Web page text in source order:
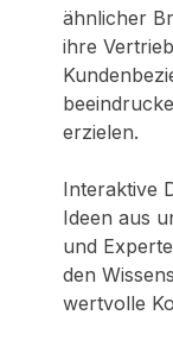
ähnlicher
ihre
erzielen.
Interaktive
Ideen aus
und
den
wertvolle